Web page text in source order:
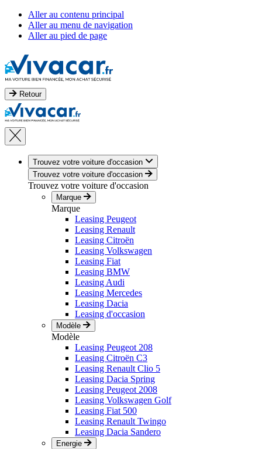
Aller au contenu principal
Aller au menu de navigation
Aller au pied de page
Retour
Trouvez votre voiture d'occasion
Trouvez votre voiture d'occasion
Trouvez votre voiture d'occasion
Marque
Marque
Leasing Peugeot
Leasing Renault
Leasing Citroën
Leasing Volkswagen
Leasing Fiat
Leasing BMW
Leasing Audi
Leasing Mercedes
Leasing Dacia
Leasing d'occasion
Modèle
Modèle
Leasing Peugeot 208
Leasing Citroën C3
Leasing Renault Clio 5
Leasing Dacia Spring
Leasing Peugeot 2008
Leasing Volkswagen Golf
Leasing Fiat 500
Leasing Renault Twingo
Leasing Dacia Sandero
Energie